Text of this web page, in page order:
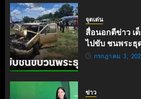
จุดเด่น
สื่อนอกตีข่าว เ
ไปขับ ชนพระ
กรกฎาคม 3,
ข่าว